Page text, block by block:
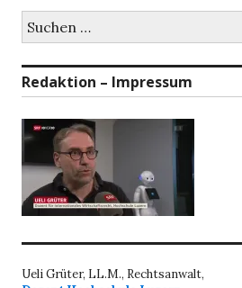
nach:
Redaktion – Impressum
Ueli Grüter, LL.M., Rechtsanwalt,